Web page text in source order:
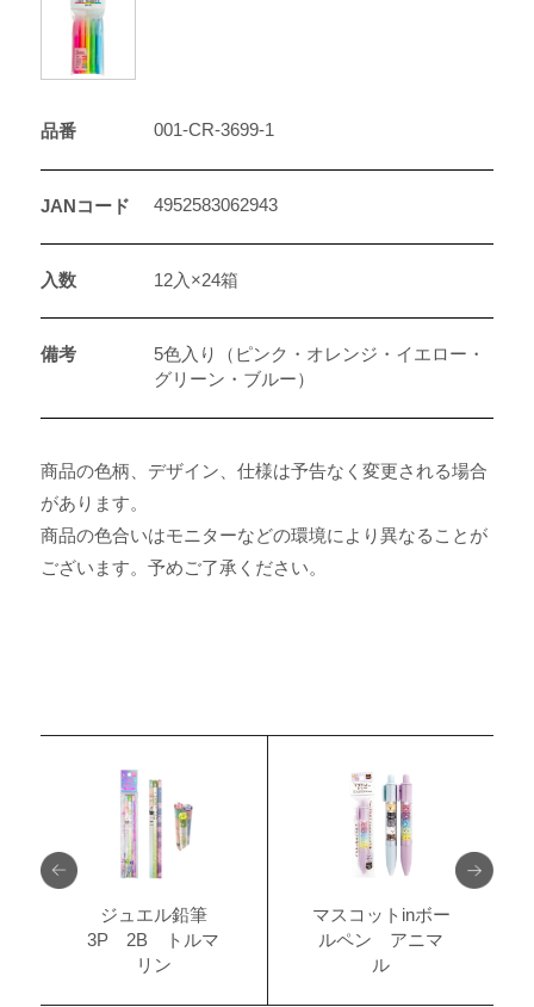
品番 001-CR-3699-1
JANコード 4952583062943
入数 12入×24箱
備考
5色入り（ピンク・オレンジ・イエロー・
グリーン・ブルー）
商品の色柄、デザイン、仕様は予告なく変更される場合
があります。
商品の色合いはモニターなどの環境により異なることが
ございます。予めご了承ください。
ジュエル鉛筆
3P 2B トルマ
リン
マスコットinボー
ルペン アニマ
ル